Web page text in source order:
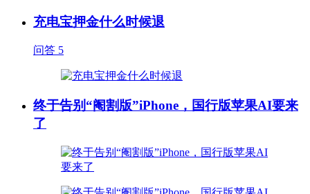
充电宝押金什么时候退
问答 5
终于告别“阉割版”iPhone，国行版苹果AI要来
了